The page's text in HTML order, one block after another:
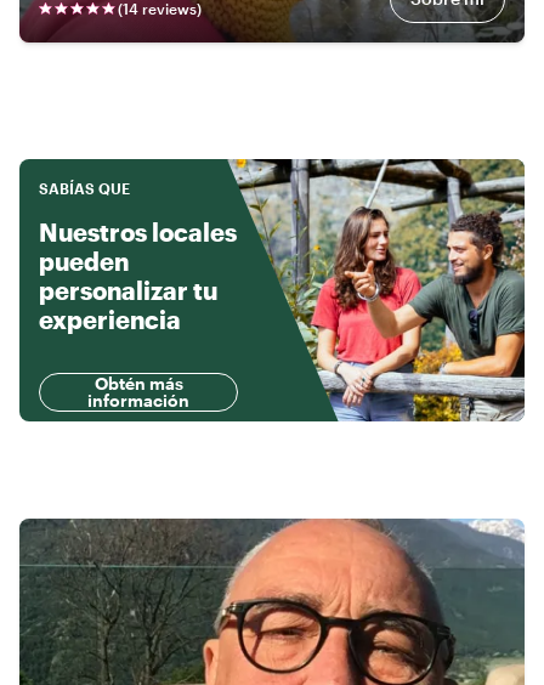
(14 reviews)
SABÍAS QUE
Nuestros locales
pueden
personalizar tu
experiencia
Obtén más
información